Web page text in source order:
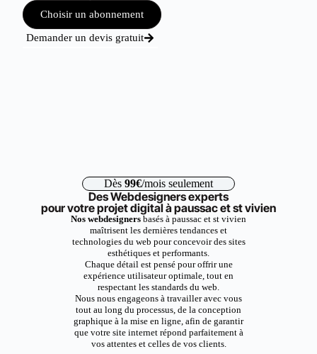
Choisir un abonnement
Demander un devis gratuit
Dès 99€/mois seulement
Des Webdesigners experts
pour votre projet digital à paussac et st vivien
Nos webdesigners basés à paussac et st vivien
maîtrisent les dernières tendances et
technologies du web pour concevoir des sites
esthétiques et performants.
Chaque détail est pensé pour offrir une
expérience utilisateur optimale, tout en
respectant les standards du web.
Nous nous engageons à travailler avec vous
tout au long du processus, de la conception
graphique à la mise en ligne, afin de garantir
que votre site internet répond parfaitement à
vos attentes et celles de vos clients.